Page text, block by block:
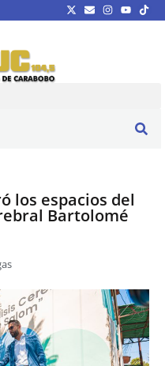
los espacios del
Bartolomé